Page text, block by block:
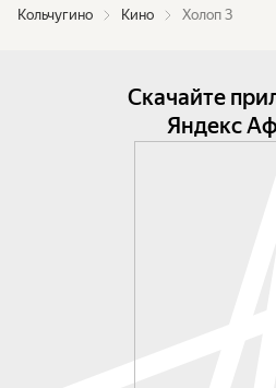
Кольчугино Кино Холоп 3
Скачайте
Яндекс